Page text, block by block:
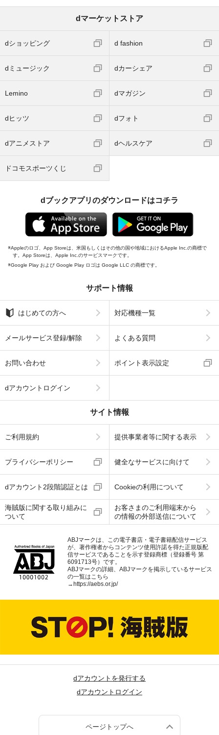
dマーケットストア
dショッピング d fashion
dミュージック dカーシェア
Lemino dマガジン
dヒッツ dフォト
dアニメストア dヘルスケア
ドコモスポーツくじ
dブックアプリのダウンロードはコチラ
Appleのロゴ、App Storeは、米国もしくはその他の国や地域におけるApple Inc.の商標で
す。App Storeは、Apple Inc.のサービスマークです。
Google Play および Google Play ロゴは Google LLC の商標です。
サポート情報
はじめての方へ 対応機種一覧
メールサービス登録/解除 よくある質問
お問い合わせ ポイント表示設定
dアカウントログイン
サイト情報
ご利用規約 提供事業者等に関する表示
プライバシーポリシー 健全なサービスに向けて
dアカウント2段階認証とは Cookieの利用について
海賊版に関する取り組みに
ついて
お客さまのご利用端末から
の情報の外部送信について
ABJマークは、この電子書店・電子書籍配信サービス
が、著作権者からコンテンツ使用許諾を得た正規版配
信サービスであることを示す登録商標（登録番号 第
6091713号）です。
ABJマークの詳細、ABJマークを掲示しているサービス
の一覧はこちら
→ https://aebs.or.jp/
dアカウントを発行する
dアカウントログイン
ページトップへ